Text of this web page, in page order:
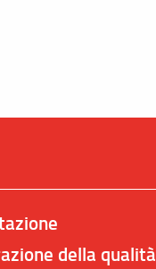
della qualità